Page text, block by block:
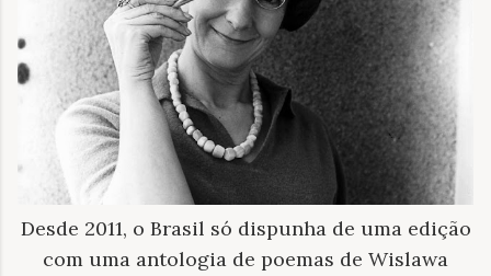
Desde 2011, o Brasil só dispunha de uma edição
com uma antologia de poemas de Wislawa